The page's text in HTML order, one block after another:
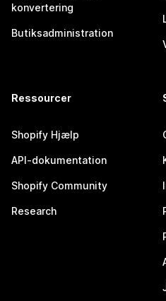
konvertering
Butiksadministration
Ressourcer
Shopify Hjælp
API-dokumentation
Shopify Community
Research